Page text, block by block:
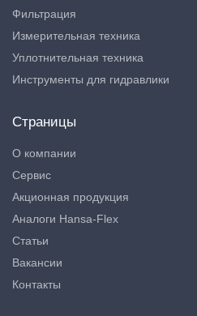
Фильтрация
Измерительная техника
Уплотнительная техника
Инструменты для гидравлики
Страницы
О компании
Сервис
Акционная продукция
Аналоги Hansa-Flex
Статьи
Вакансии
Контакты